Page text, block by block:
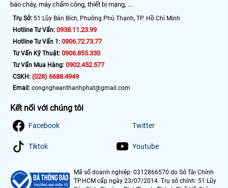
báo cháy, máy chấm công, thiết bị mạng, ...
Trụ Sở: 51 Lũy Bán Bích, Phường Phú Thạnh, TP. Hồ Chí Minh
Hotline Tư Vấn: 0938.11.23.99
Hotline Tư Vấn 1: 0906.72.73.77
Tư Vấn Kỹ Thuật: 0906.855.330
Tư Vấn Mua Hàng: 0902.452.577
CSKH: (028) 6688.4949
Email: congngheanthanhphat@gmail.com
Kết nối với chúng tôi
Facebook Twitter
Tiktok Youtube
Mã số doanh nghiệp: 0312866570 do Sở Tài Chính
TP.HCM cấp ngày 23/07/2014. Trụ sở chính: 51 Lũy